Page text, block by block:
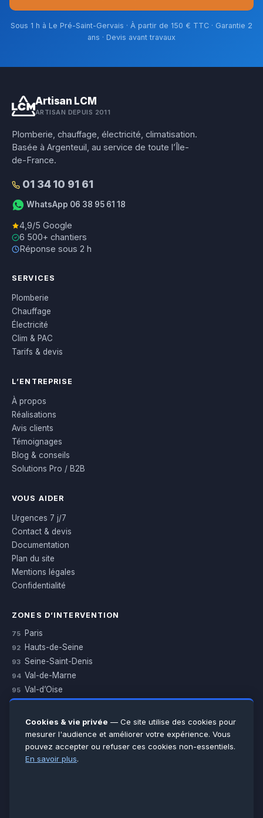
Sous 1 h à Le Pré-Saint-Gervais · À partir de 150 € TTC · Garantie 2
ans · Devis avant travaux
Artisan LCM
ARTISAN DEPUIS 2011
Plomberie, chauffage, électricité, climatisation.
Basée à Argenteuil, au service de toute l’Île-
de-France.
01 34 10 91 61
WhatsApp 06 38 95 61 18
4,9/5 Google
6 500+ chantiers
Réponse sous 2 h
SERVICES
Plomberie
Chauffage
Électricité
Clim & PAC
Tarifs & devis
L’ENTREPRISE
À propos
Réalisations
Avis clients
Témoignages
Blog & conseils
Solutions Pro / B2B
VOUS AIDER
Urgences 7 j/7
Contact & devis
Documentation
Plan du site
Mentions légales
Confidentialité
ZONES D’INTERVENTION
75 Paris
92 Hauts-de-Seine
93 Seine-Saint-Denis
94 Val-de-Marne
95 Val-d’Oise
Essonne
Seine-et-Marne
Voir toutes les villes →
Cookies & vie privée — Ce site utilise des cookies pour
mesurer l'audience et améliorer votre expérience. Vous
pouvez accepter ou refuser ces cookies non-essentiels.
En savoir plus.